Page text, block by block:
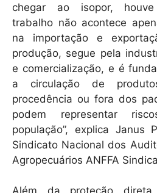
chegar ao isopor,
trabalho não acontece
na importação e
produção, segue pela
e comercialização, e é
a circulação de
procedência ou fora dos
podem representar
população”, explica Janus
Sindicato Nacional dos
Agropecuários ANFFA